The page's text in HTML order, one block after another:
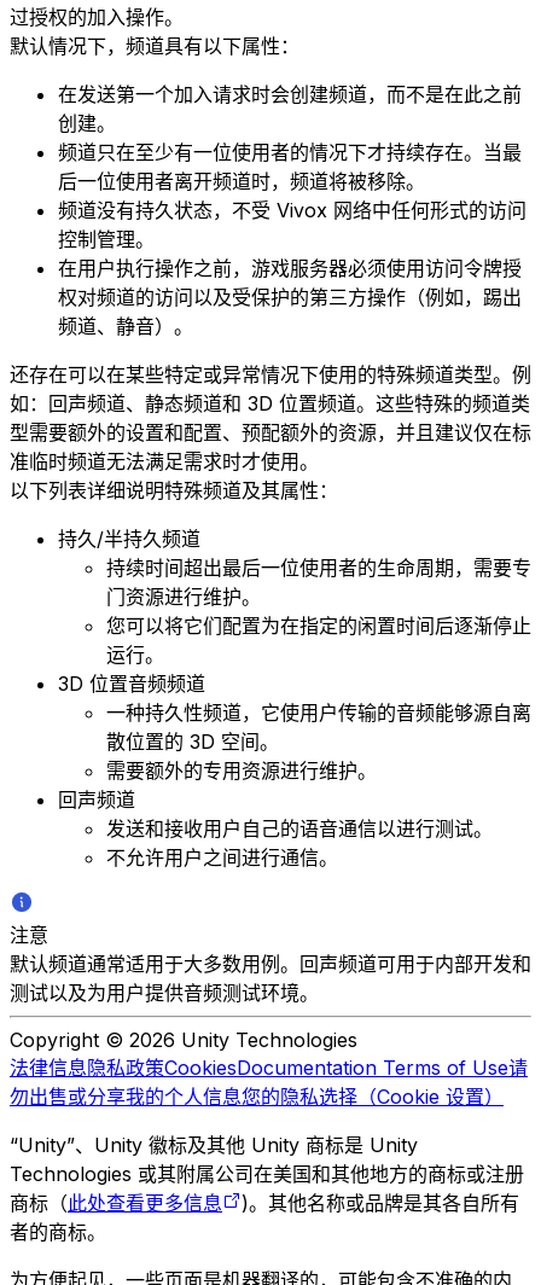
过授权的加入操作。
默认情况下，频道具有以下属性：
在发送第一个加入请求时会创建频道，而不是在此之前
创建。
频道只在至少有一位使用者的情况下才持续存在。当最
后一位使用者离开频道时，频道将被移除。
频道没有持久状态，不受 Vivox 网络中任何形式的访问
控制管理。
在用户执行操作之前，游戏服务器必须使用访问令牌授
权对频道的访问以及受保护的第三方操作（例如，踢出
频道、静音）。
还存在可以在某些特定或异常情况下使用的特殊频道类型。例
如：回声频道、静态频道和 3D 位置频道。这些特殊的频道类
型需要额外的设置和配置、预配额外的资源，并且建议仅在标
准临时频道无法满足需求时才使用。
以下列表详细说明特殊频道及其属性：
持久/半持久频道
持续时间超出最后一位使用者的生命周期，需要专
门资源进行维护。
您可以将它们配置为在指定的闲置时间后逐渐停止
运行。
3D 位置音频频道
一种持久性频道，它使用户传输的音频能够源自离
散位置的 3D 空间。
需要额外的专用资源进行维护。
回声频道
发送和接收用户自己的语音通信以进行测试。
不允许用户之间进行通信。
注意
默认频道通常适用于大多数用例。回声频道可用于内部开发和
测试以及为用户提供音频测试环境。
Copyright © 2026 Unity Technologies
法律信息隐私政策CookiesDocumentation Terms of Use请
勿出售或分享我的个人信息您的隐私选择（Cookie 设置）
“Unity”、Unity 徽标及其他 Unity 商标是 Unity
Technologies 或其附属公司在美国和其他地方的商标或注册
商标（此处查看更多信息
)。其他名称或品牌是其各自所有
者的商标。